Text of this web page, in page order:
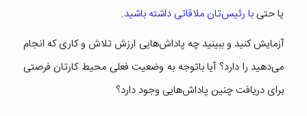
یا حتی با رئیس‌تان ملاقاتی داشته باشید.
آزمایش کنید و ببینید چه پاداش‌هایی ارزش تلاش و کاری که انجام
می‌دهید را دارد؟ آیا باتوجه به وضعیت فعلی محیط کارتان فرصتی
برای دریافت چنین پاداش‌هایی وجود دارد؟